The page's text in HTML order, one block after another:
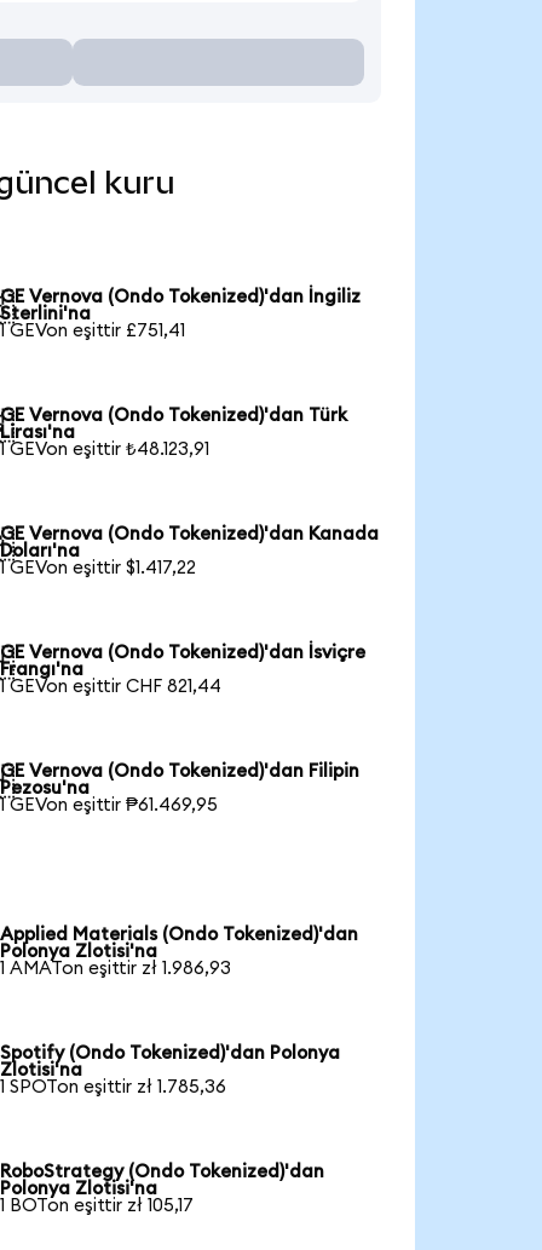
kuru
GE Vernova (Ondo Tokenized)'dan İngiliz
Sterlini'na
1 GEVon eşittir £751,41
GE Vernova (Ondo Tokenized)'dan Türk
Lirası'na
1 GEVon eşittir ₺48.123,91
GE Vernova (Ondo Tokenized)'dan Kanada
Doları'na
1 GEVon eşittir $1.417,22
GE Vernova (Ondo Tokenized)'dan İsviçre
Frangı'na
1 GEVon eşittir CHF 821,44
GE Vernova (Ondo Tokenized)'dan Filipin
Pezosu'na
1 GEVon eşittir ₱61.469,95
Applied Materials (Ondo Tokenized)'dan
Polonya Zlotisi'na
1 AMATon eşittir zł 1.986,93
Spotify (Ondo Tokenized)'dan Polonya
Zlotisi'na
1 SPOTon eşittir zł 1.785,36
RoboStrategy (Ondo Tokenized)'dan
Polonya Zlotisi'na
1 BOTon eşittir zł 105,17